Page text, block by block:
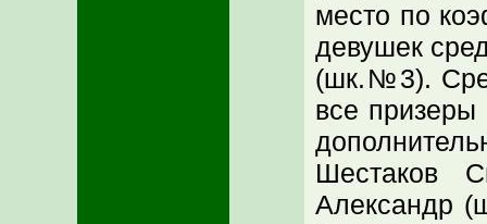
место по
девушек
(шк.№3).
все
Шестаков
Александр